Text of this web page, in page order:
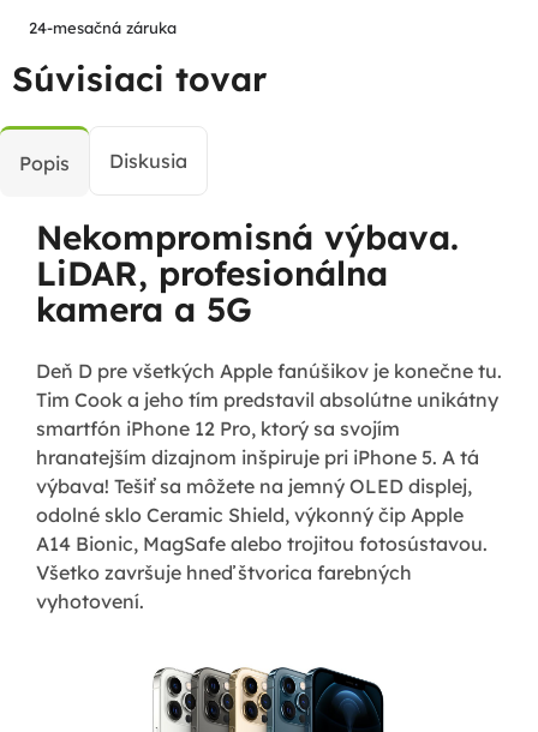
24-mesačná záruka
Súvisiaci tovar
Popis Diskusia
Nekompromisná výbava.
LiDAR, profesionálna
kamera a 5G
Deň D pre všetkých Apple fanúšikov je konečne tu.
Tim Cook a jeho tím predstavil absolútne unikátny
smartfón iPhone 12 Pro, ktorý sa svojím
hranatejším dizajnom inšpiruje pri iPhone 5. A tá
výbava! Tešiť sa môžete na jemný OLED displej,
odolné sklo Ceramic Shield, výkonný čip Apple
A14 Bionic, MagSafe alebo trojitou fotosústavou.
Všetko završuje hneď štvorica farebných
vyhotovení.